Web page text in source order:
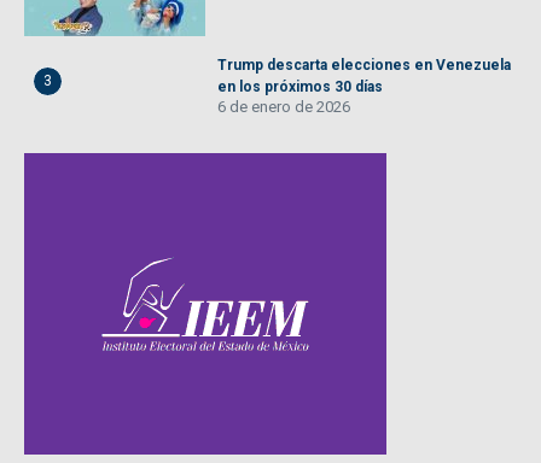
3
Trump descarta elecciones en Venezuela
en los próximos 30 días
6 de enero de 2026